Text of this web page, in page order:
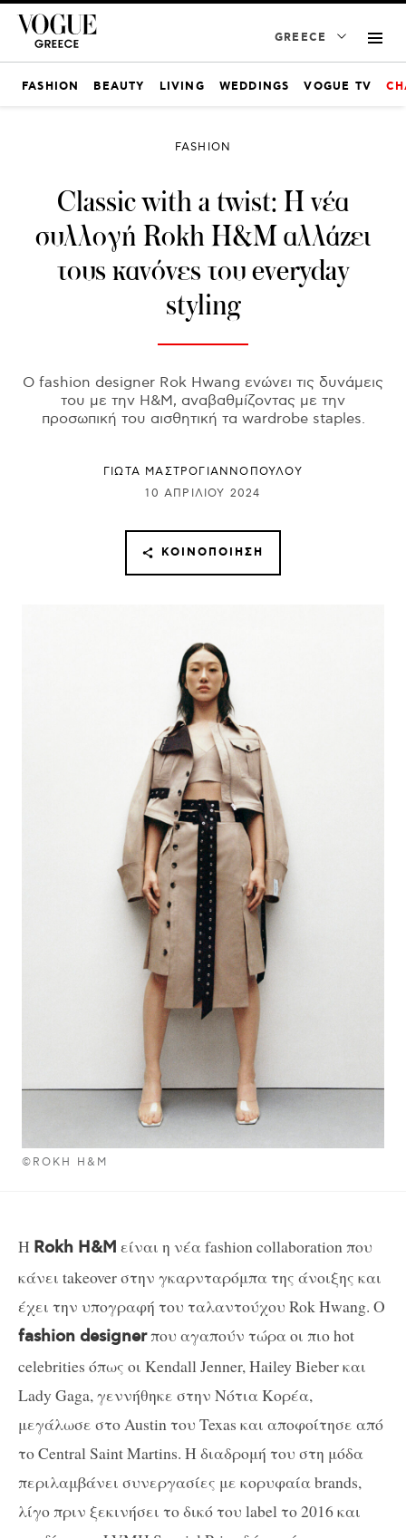
GREECE
FASHION BEAUTY LIVING WEDDINGS VOGUE TV
©ROKH H&M
FASHION
Classic with a twist: Η νέα
συλλογή Rokh H&M αλλάζει
τους κανόνες του everyday
styling
Ο fashion designer Rok Hwang ενώνει τις δυνάμεις
του με την H&M, αναβαθμίζοντας με την
προσωπική του αισθητική τα wardrobe staples.
ΓΙΩΤΑ ΜΑΣΤΡΟΓΙΑΝΝΟΠΟΥΛΟΥ
10 ΑΠΡΙΛΊΟΥ 2024
ΚΟΙΝΟΠΟΊΗΣΗ
Η Rokh H&M είναι η νέα fashion collaboration που
κάνει takeover στην γκαρνταρόμπα της άνοιξης και
έχει την υπογραφή του ταλαντούχου Rok Hwang. Ο
fashion designerπου αγαπούν τώρα οι πιο hot
celebrities όπως οι Kendall Jenner, Hailey Bieber και
Lady Gaga, γεννήθηκε στην Νότια Κορέα,
μεγάλωσε στο Austin του Texas και αποφοίτησε από
το Central Saint Martins. Η διαδρομή του στη μόδα
περιλαμβάνει συνεργασίες με κορυφαία brands,
λίγο πριν ξεκινήσει το δικό του label το 2016 και